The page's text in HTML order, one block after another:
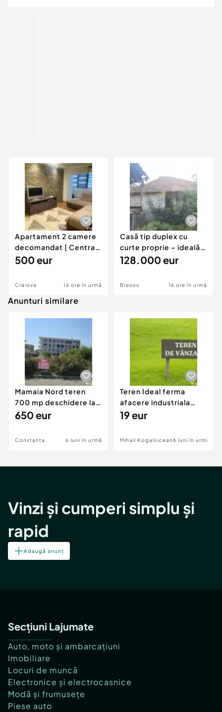
Apartament 2 camere
decomandat | Centrală
proprie | 60 mp |
500 eur
Craiova 16 ore în urmă
Casă tip duplex cu
curte proprie – ideală
pentru renovar
128.000 eur
Brasov 16 ore în urmă
Anunturi similare
Mamaia Nord teren
700 mp deschidere la
D24 si D25
650 eur
Constanta 6 luni în urmă
Teren Ideal ferma
afacere industriala
deschidere 71 ml la
19 eur
Mihail Kogalniceanu6 luni în urmă
Vinzi și cumperi simplu și
rapid
Adaugă anunț
Secțiuni Lajumate
Auto, moto și ambarcațiuni
Imobiliare
Locuri de muncă
Electronice și electrocasnice
Modă și frumusețe
Piese auto